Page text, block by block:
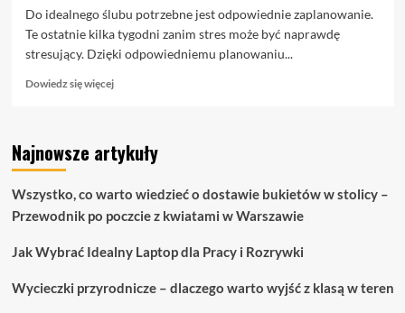
Do idealnego ślubu potrzebne jest odpowiednie zaplanowanie.
Te ostatnie kilka tygodni zanim stres może być naprawdę
stresujący. Dzięki odpowiedniemu planowaniu...
Dowiedz się więcejDowiedz
Ciesz
się
ślubu
dzięki
prostym
Najnowsze artykuły
Wszystko, co warto wiedzieć o dostawie bukietów w stolicy –
Przewodnik po poczcie z kwiatami w Warszawie
Jak Wybrać Idealny Laptop dla Pracy i Rozrywki
Wycieczki przyrodnicze – dlaczego warto wyjść z klasą w teren